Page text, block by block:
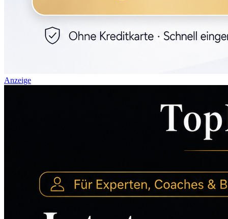
Anzeige